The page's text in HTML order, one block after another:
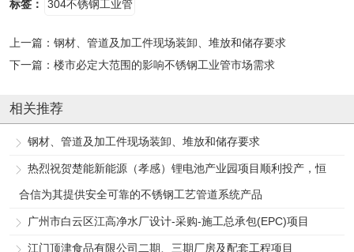
标签： 304不锈钢工业管
上一篇： 钢材、管道及加工件现场装卸、堆放和储存要求
下一篇： 楼市必定大范围的影响不锈钢工业管市场需求
相关推荐
钢材、管道及加工件现场装卸、堆放和储存要求
热烈祝贺楚能新能源（孝感）锂电池产业园项目顺利投产，恒
合信为其提供安全可靠的不锈钢工艺管道系统产品
广州市白云区江高净水厂设计-采购-施工总承包(EPC)项目
江门顶津食品有限公司二期、三期厂房及配套工程项目